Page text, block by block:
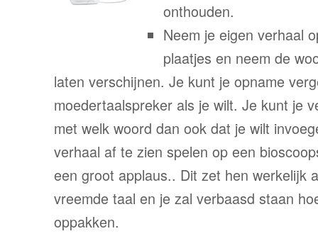
onthouden.
Neem je eigen verhaal
plaatjes en neem de
laten verschijnen. Je kunt je opname
moedertaalspreker als je wilt. Je kunt je
met welk woord dan ook dat je wilt
verhaal af te zien spelen op een
een groot applaus.. Dit zet hen werkelijk
vreemde taal en je zal verbaasd staan
oppakken.